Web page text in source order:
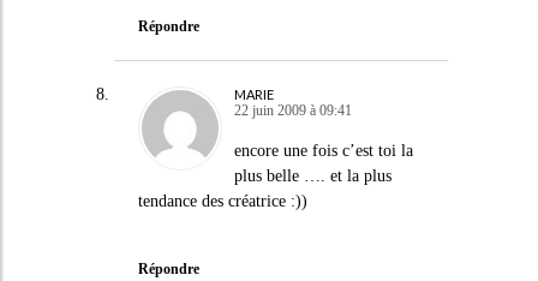
Répondre
MARIE
22 juin 2009 à 09:41
encore une fois c’est toi la
plus belle …. et la plus
tendance des créatrice :))
Répondre